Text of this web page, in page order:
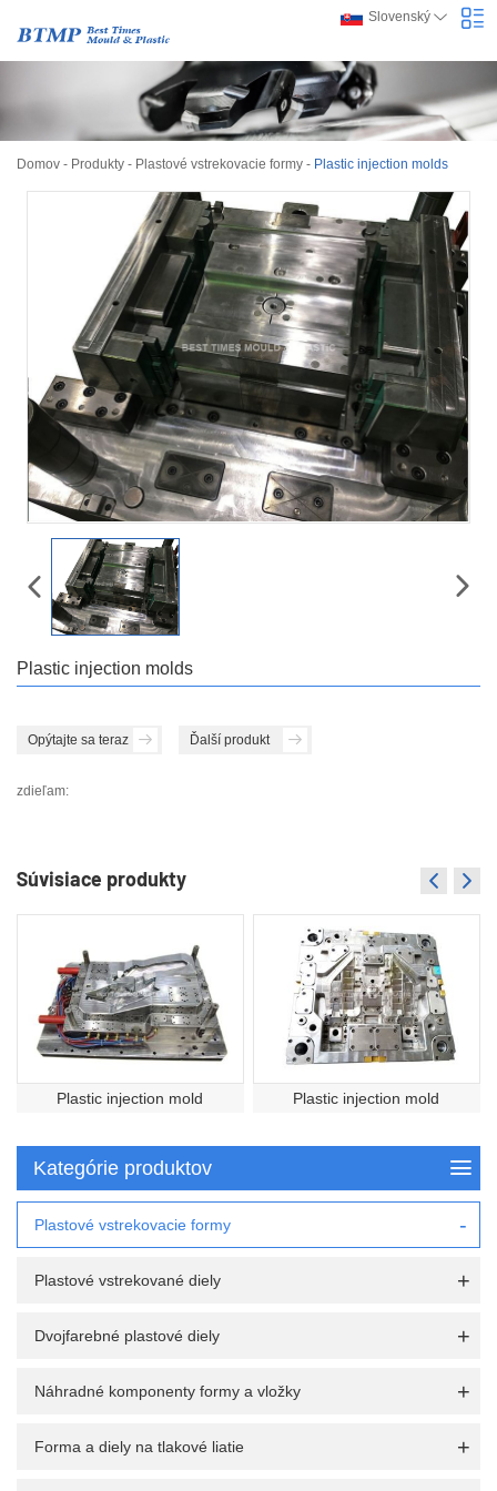
Slovenský
Domov - Produkty - Plastové vstrekovacie formy - Plastic injection molds
Plastic injection molds
Opýtajte sa teraz Ďalší produkt
zdieľam:
Súvisiace produkty
Plastic injection mold Plastic injection mold
Kategórie produktov
Plastové vstrekovacie formy
Plastové vstrekované diely
Dvojfarebné plastové diely
Náhradné komponenty formy a vložky
Forma a diely na tlakové liatie